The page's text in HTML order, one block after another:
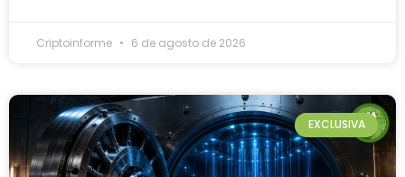
Criptoinforme 6 de agosto de 2026
EXCLUSIVA